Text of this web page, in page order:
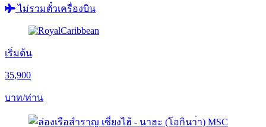
ไม่รวมตั๋วเครื่องบิน
เริ่มต้น
35,900
บาท/ท่าน